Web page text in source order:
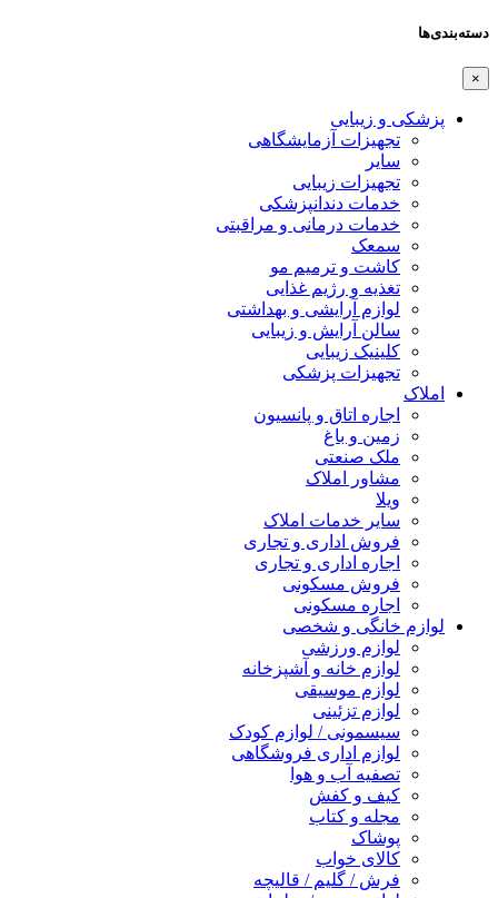
دسته‌بندی‌ها
×
پزشکی و زیبایی
تجهیزات آزمایشگاهی
سایر
تجهیزات زیبایی
خدمات دندانپزشکی
خدمات درمانی و مراقبتی
سمعک
کاشت و ترمیم مو
تغذیه و رژیم غذایی
لوازم آرایشی و بهداشتی
سالن آرایش و زیبایی
کلینیک زیبایی
تجهیزات پزشکی
املاک
اجاره اتاق و پانسیون
زمین و باغ
ملک صنعتی
مشاور املاک
ویلا
سایر خدمات املاک
فروش اداری و تجاری
اجاره اداری و تجاری
فروش مسکونی
اجاره مسکونی
لوازم خانگی و شخصی
لوازم ورزشی
لوازم خانه و آشپزخانه
لوازم موسیقی
لوازم تزئینی
سیسمونی / لوازم کودک
لوازم اداری فروشگاهی
تصفیه آب و هوا
کیف و کفش
مجله و کتاب
پوشاک
کالای خواب
فرش / گلیم / قالیچه